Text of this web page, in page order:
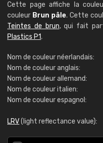
Cette page affiche la
couleur Brun pâle. Cette
Teintes de brun, qui fait
Plastics P1.
Nom de couleur néerlandais:
Nom de couleur anglais:
Nom de couleur allemand:
Nom de couleur italien:
Nom de couleur espagnol:
LRV(light reflectance value):